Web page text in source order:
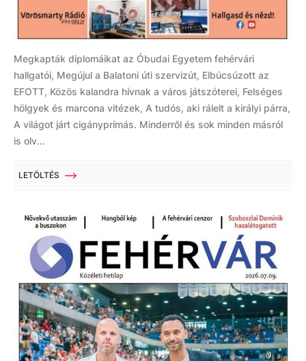
Megkapták diplomáikat az Óbudai Egyetem fehérvári
hallgatói, Megújul a Balatoni úti szervizút, Elbúcsúzott az
EFOTT, Közös kalandra hívnak a város játszóterei, Felséges
hölgyek és marcona vitézek, A tudós, aki rálelt a királyi párra,
A világot járt cigányprímás. Minderről és sok minden másról
is olv...
LETÖLTÉS